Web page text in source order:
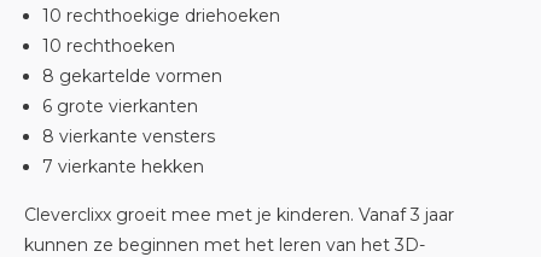
10 rechthoekige driehoeken
10 rechthoeken
8 gekartelde vormen
6 grote vierkanten
8 vierkante vensters
7 vierkante hekken
Cleverclixx groeit mee met je kinderen. Vanaf 3 jaar
kunnen ze beginnen met het leren van het 3D-